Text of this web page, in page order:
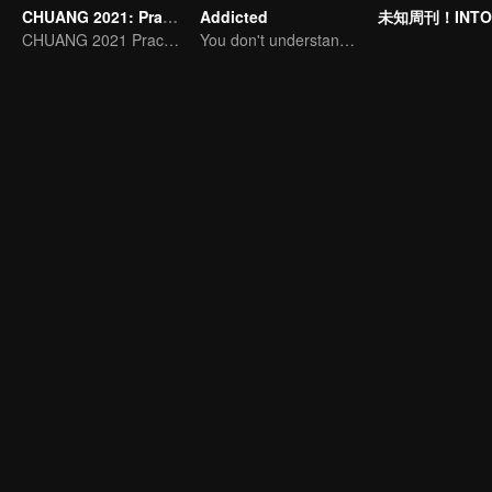
CHUANG 2021: Practice Room
CHUANG 2021 Practice Room
Addicted
You don't understand, It's also love
未知周刊！